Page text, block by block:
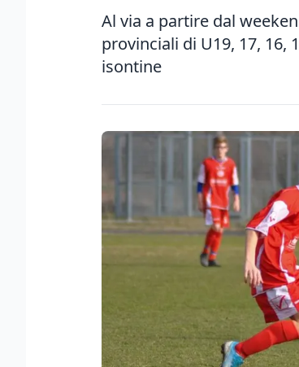
Al via a partire dal
provinciali di U19, 17, 16,
isontine